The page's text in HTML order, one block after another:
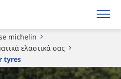
michelin
ελαστικά σας
tyres